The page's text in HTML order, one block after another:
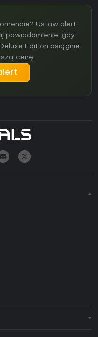
Ustaw alert
powiadomienie, gdy
Edition osiągnie
cenę.